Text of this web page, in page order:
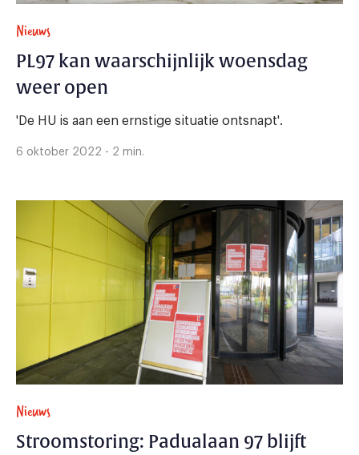
Nieuws
PL97 kan waarschijnlijk woensdag
weer open
'De HU is aan een ernstige situatie ontsnapt'.
6 oktober 2022 - 2 min.
Nieuws
Stroomstoring: Padualaan 97 blijft